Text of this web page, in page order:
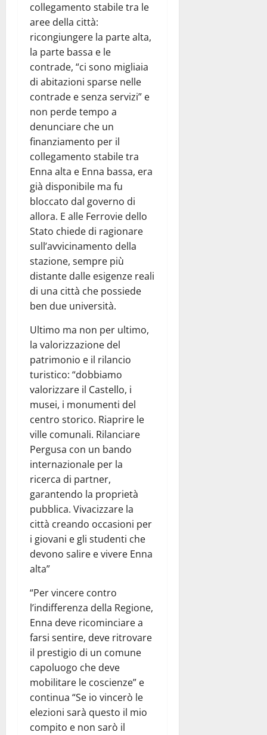
collegamento stabile tra le
aree della città:
ricongiungere la parte alta,
la parte bassa e le
contrade, “ci sono migliaia
di abitazioni sparse nelle
contrade e senza servizi” e
non perde tempo a
denunciare che un
finanziamento per il
collegamento stabile tra
Enna alta e Enna bassa, era
già disponibile ma fu
bloccato dal governo di
allora. E alle Ferrovie dello
Stato chiede di ragionare
sull’avvicinamento della
stazione, sempre più
distante dalle esigenze reali
di una città che possiede
ben due università.
Ultimo ma non per ultimo,
la valorizzazione del
patrimonio e il rilancio
turistico: “dobbiamo
valorizzare il Castello, i
musei, i monumenti del
centro storico. Riaprire le
ville comunali. Rilanciare
Pergusa con un bando
internazionale per la
ricerca di partner,
garantendo la proprietà
pubblica. Vivacizzare la
città creando occasioni per
i giovani e gli studenti che
devono salire e vivere Enna
alta”
“Per vincere contro
l’indifferenza della Regione,
Enna deve ricominciare a
farsi sentire, deve ritrovare
il prestigio di un comune
capoluogo che deve
mobilitare le coscienze” e
continua “Se io vincerò le
elezioni sarà questo il mio
compito e non sarò il